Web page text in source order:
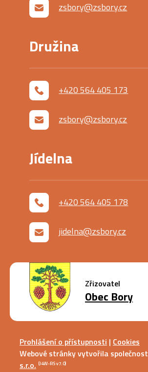
zsbory@zsbory.cz
Družina
+420 564 405 173
zsbory@zsbory.cz
Jídelna
+420 564 405 178
jidelna@zsbory.cz
Zřizovatel
Obec Bory
Prohlášení o přístupnosti | Cookies
Webové stránky vytvořila společnost
s.r.o. (J4W-RS v7.0)